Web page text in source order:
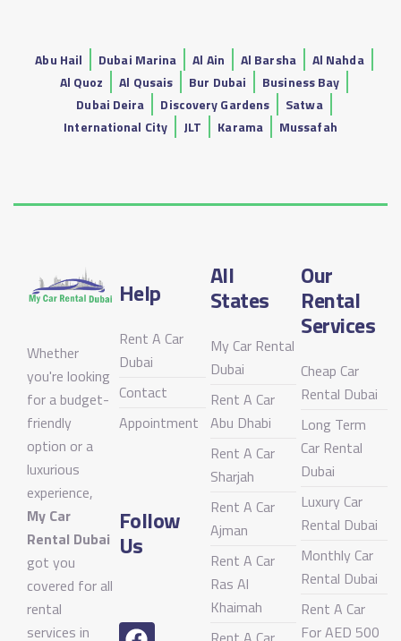
Abu Hail Dubai Marina Al Ain Al Barsha
Al Nahda
Al Quoz
Al Qusais Bur Dubai
Business Bay
Dubai Deira
Discovery Gardens
Satwa
International City
JLT Karama Mussafah
Whether
you're looking
for a budget-
friendly
option or a
luxurious
experience,
My Car
Rental Dubai
got you
covered for all
rental
services in
Help
Rent A Car
Dubai
Contact
Appointment
Follow
Us
All
States
My Car Rental
Dubai
Rent A Car
Abu Dhabi
Rent A Car
Sharjah
Rent A Car
Ajman
Rent A Car
Ras Al
Khaimah
Our
Rental
Services
Cheap Car
Rental Dubai
Long Term
Car Rental
Dubai
Luxury Car
Rental Dubai
Monthly Car
Rental Dubai
Rent A Car
For AED 500